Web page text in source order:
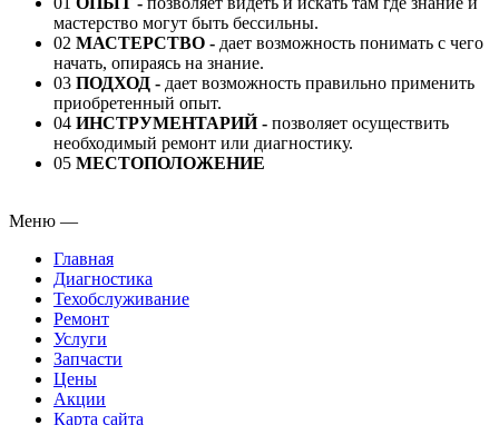
мастерство могут быть бессильны.
02 МАСТЕРСТВО - дает возможность понимать с чего
начать, опираясь на знание.
03 ПОДХОД - дает возможность правильно применить
приобретенный опыт.
04 ИНСТРУМЕНТАРИЙ- позволяет осуществить
необходимый ремонт или диагностику.
05 МЕСТОПОЛОЖЕНИЕ
Меню —
Главная
Диагностика
Техобслуживание
Ремонт
Услуги
Запчасти
Цены
Акции
Карта сайта